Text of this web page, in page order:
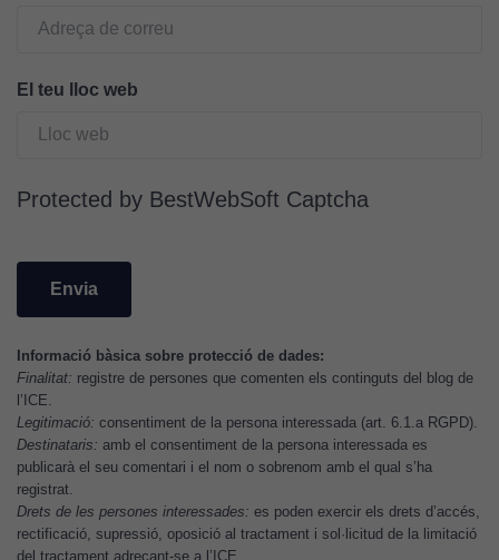
El teu lloc web
Protected by BestWebSoft Captcha
Informació bàsica sobre protecció de dades:
Finalitat: registre de persones que comenten els continguts del blog de
l’ICE.
Legitimació: consentiment de la persona interessada (art. 6.1.a RGPD).
Destinataris: amb el consentiment de la persona interessada es
publicarà el seu comentari i el nom o sobrenom amb el qual s’ha
registrat.
Drets de les persones interessades: es poden exercir els drets d’accés,
rectificació, supressió, oposició al tractament i sol·licitud de la limitació
del tractament adreçant-se a l’ICE.
lloc web
Utilitzem
cookies de
Google
Analytics
per tal que
millorar la
funcionalitat